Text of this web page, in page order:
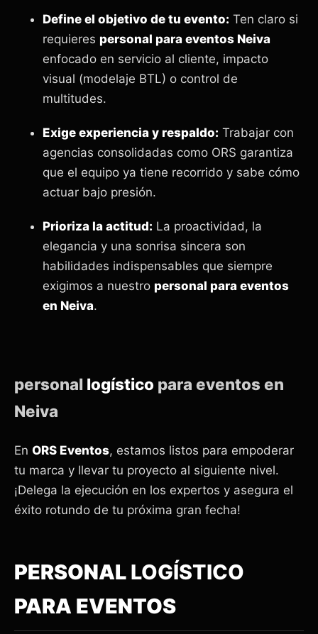
Define el objetivo de tu evento: Ten claro si
requieres personal para eventos Neiva
enfocado en servicio al cliente, impacto
visual (modelaje BTL) o control de
multitudes.
Exige experiencia y respaldo: Trabajar con
agencias consolidadas como ORS garantiza
que el equipo ya tiene recorrido y sabe cómo
actuar bajo presión.
Prioriza la actitud: La proactividad, la
elegancia y una sonrisa sincera son
habilidades indispensables que siempre
exigimos a nuestro personal para eventos
en Neiva.
personal logístico para eventos en
Neiva
En ORS Eventos, estamos listos para empoderar
tu marca y llevar tu proyecto al siguiente nivel.
¡Delega la ejecución en los expertos y asegura el
éxito rotundo de tu próxima gran fecha!
PERSONAL LOGÍSTICO
PARA EVENTOS